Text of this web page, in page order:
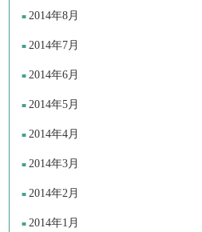
2014年8月
2014年7月
2014年6月
2014年5月
2014年4月
2014年3月
2014年2月
2014年1月